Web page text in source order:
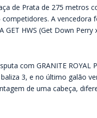
de Prata de 275 metros
A vencedora
GET HWS (Get Down Perry
com GRANITE ROYAL
3, e no último galão
de uma cabeça,